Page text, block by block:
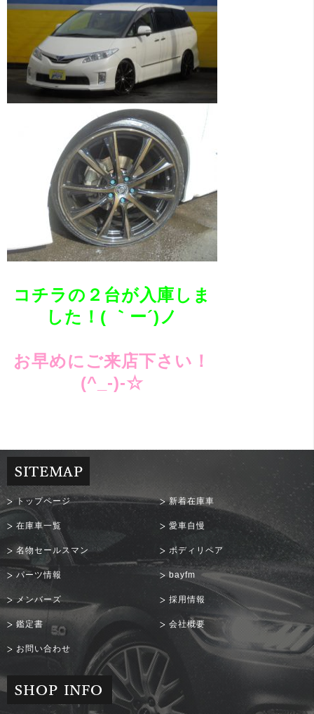
コチラの２台が入庫しま
した！( ｀ー´)ノ
お早めにご来店下さい！
(^_-)-☆
トップページ 新着在庫車
在庫車一覧 愛車自慢
名物セールスマン ボディリペア
パーツ情報 bayfm
メンバーズ 採用情報
鑑定書 会社概要
お問い合わせ